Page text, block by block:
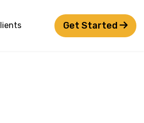
Get Started